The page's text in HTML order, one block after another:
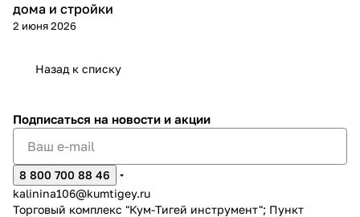
дома и стройки
2 июня 2026
Назад к списку
Подписаться на новости и акции
8 800 700 88 46
kalinina106@kumtigey.ru
Торговый комплекс "Кум-Тигей инструмент"; Пункт